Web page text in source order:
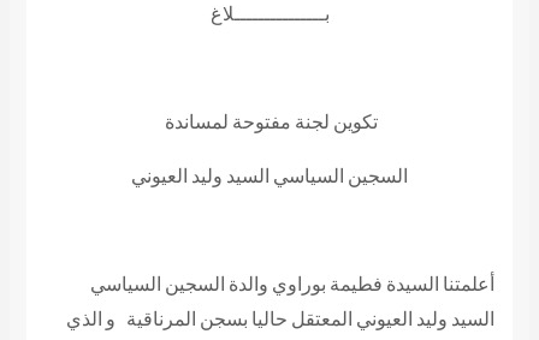
بـــــــــــــــلاغ
تكوين لجنة مفتوحة لمساندة
السجين السياسي السيد وليد العيوني
أعلمتنا السيدة فطيمة بوراوي والدة السجين السياسي
السيد وليد العيوني المعتقل حاليا بسجن المرناقية و الذي